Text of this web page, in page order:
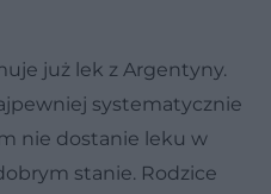
już lek z Argentyny.
systematycznie
nie dostanie leku w
stanie. Rodzice